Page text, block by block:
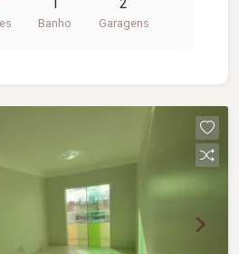
completo; 02
02 sacadas; Todos os
Banho Garagens